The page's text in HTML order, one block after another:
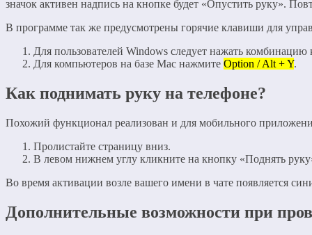
значок активен надпись на кнопке будет «Опустить руку».
В программе так же предусмотрены горячие клавиши для
Для пользователей Windows следует нажать
Для компьютеров на базе Mac нажмите Option / Alt + Y.
Как поднимать руку на телефоне?
Похожий функционал реализован и для мобильного
Пролистайте страницу вниз.
В левом нижнем углу кликните на кнопку «Поднять
Во время активации возле вашего имени в чате появляется
Дополнительные возможности при